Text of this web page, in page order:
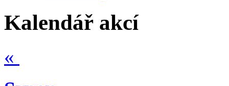
Kalendář akcí
«